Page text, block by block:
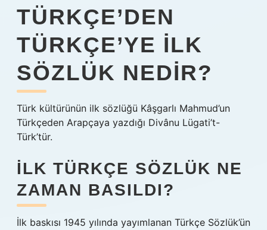
TÜRKÇE’DEN
TÜRKÇE’YE ILK
SÖZLÜK NEDIR?
Türk kültürünün ilk sözlüğü Kâşgarlı Mahmud’un
Türkçeden Arapçaya yazdığı Divânu Lügati’t-
Türk’tür.
İLK TÜRKÇE SÖZLÜK NE
ZAMAN BASILDI?
İlk baskısı 1945 yılında yayımlanan Türkçe Sözlük’ün